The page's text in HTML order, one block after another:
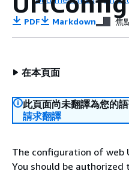
PDF Markdown 焦
在本頁面
此頁面尚未翻譯為您的語
請求翻譯
The configuration of web
You should be authorized